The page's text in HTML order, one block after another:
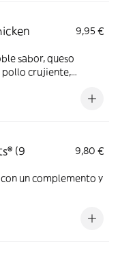
9,95 €
sabor, queso
crujiente,
entre dos panes de
(9
9,80 €
un complemento y